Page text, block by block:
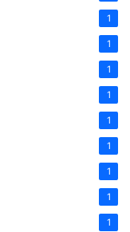
1
1
1
1
1
1
1
1
1